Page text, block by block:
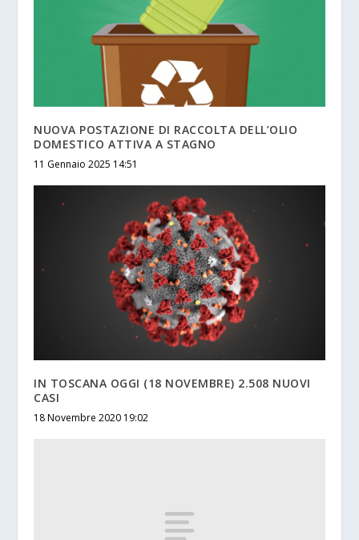
NUOVA POSTAZIONE DI RACCOLTA DELL’OLIO
DOMESTICO ATTIVA A STAGNO
11 Gennaio 2025 14:51
IN TOSCANA OGGI (18 NOVEMBRE) 2.508 NUOVI
CASI
18 Novembre 2020 19:02